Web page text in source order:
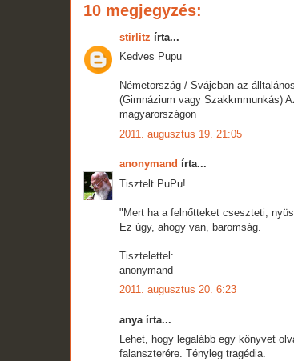
10 megjegyzés:
stirlitz írta...
Kedves Pupu
Németország / Svájcban az
(Gimnázium vagy Szakkmmunkás)
magyarországon
2011. augusztus 19. 21:05
anonymand írta...
Tisztelt PuPu!
"Mert ha a felnőtteket cseszteti,
Ez úgy, ahogy van, baromság.
Tisztelettel:
anonymand
2011. augusztus 20. 6:23
anya írta...
Lehet, hogy legalább egy könyvet
falanszterére. Tényleg tragédia.